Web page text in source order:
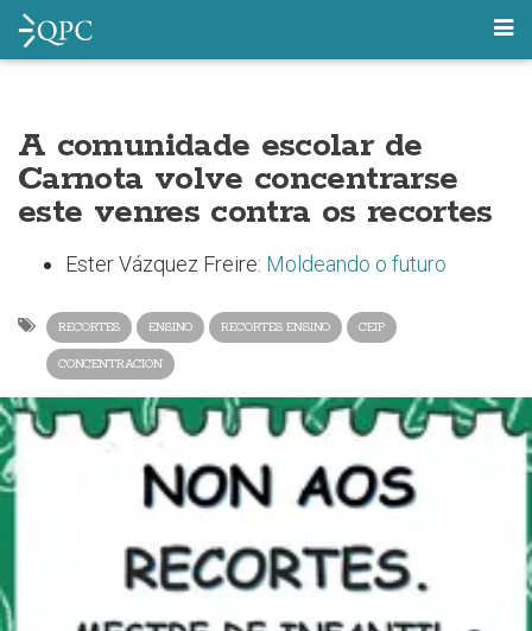
A comunidade escolar de
Carnota volve concentrarse
este venres contra os recortes
Ester Vázquez Freire: Moldeando o futuro
RECORTES ENSINO RECORTES ENSINO CEIP
CONCENTRACION